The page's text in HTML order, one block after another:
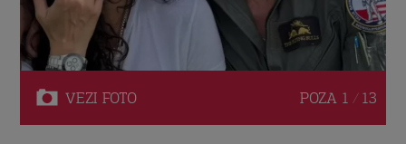
VEZI FOTO POZA 1 / 13